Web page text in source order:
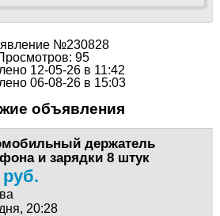
№230828
95
12-05-26 в 11:42
06-08-26 в 15:03
объявления
держатель
и зарядки 8 штук
20:28